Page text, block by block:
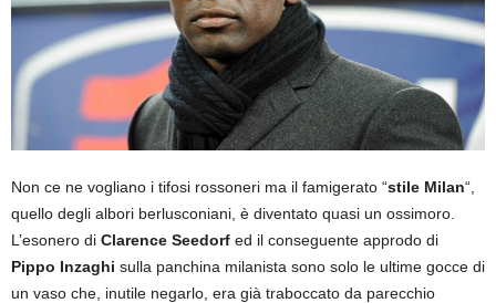
Non ce ne vogliano i tifosi rossoneri ma il famigerato “stile Milan“,
quello degli albori berlusconiani, è diventato quasi un ossimoro.
L’esonero di Clarence Seedorf ed il conseguente approdo di
Pippo Inzaghi sulla panchina milanista sono solo le ultime gocce di
un vaso che, inutile negarlo, era già traboccato da parecchio